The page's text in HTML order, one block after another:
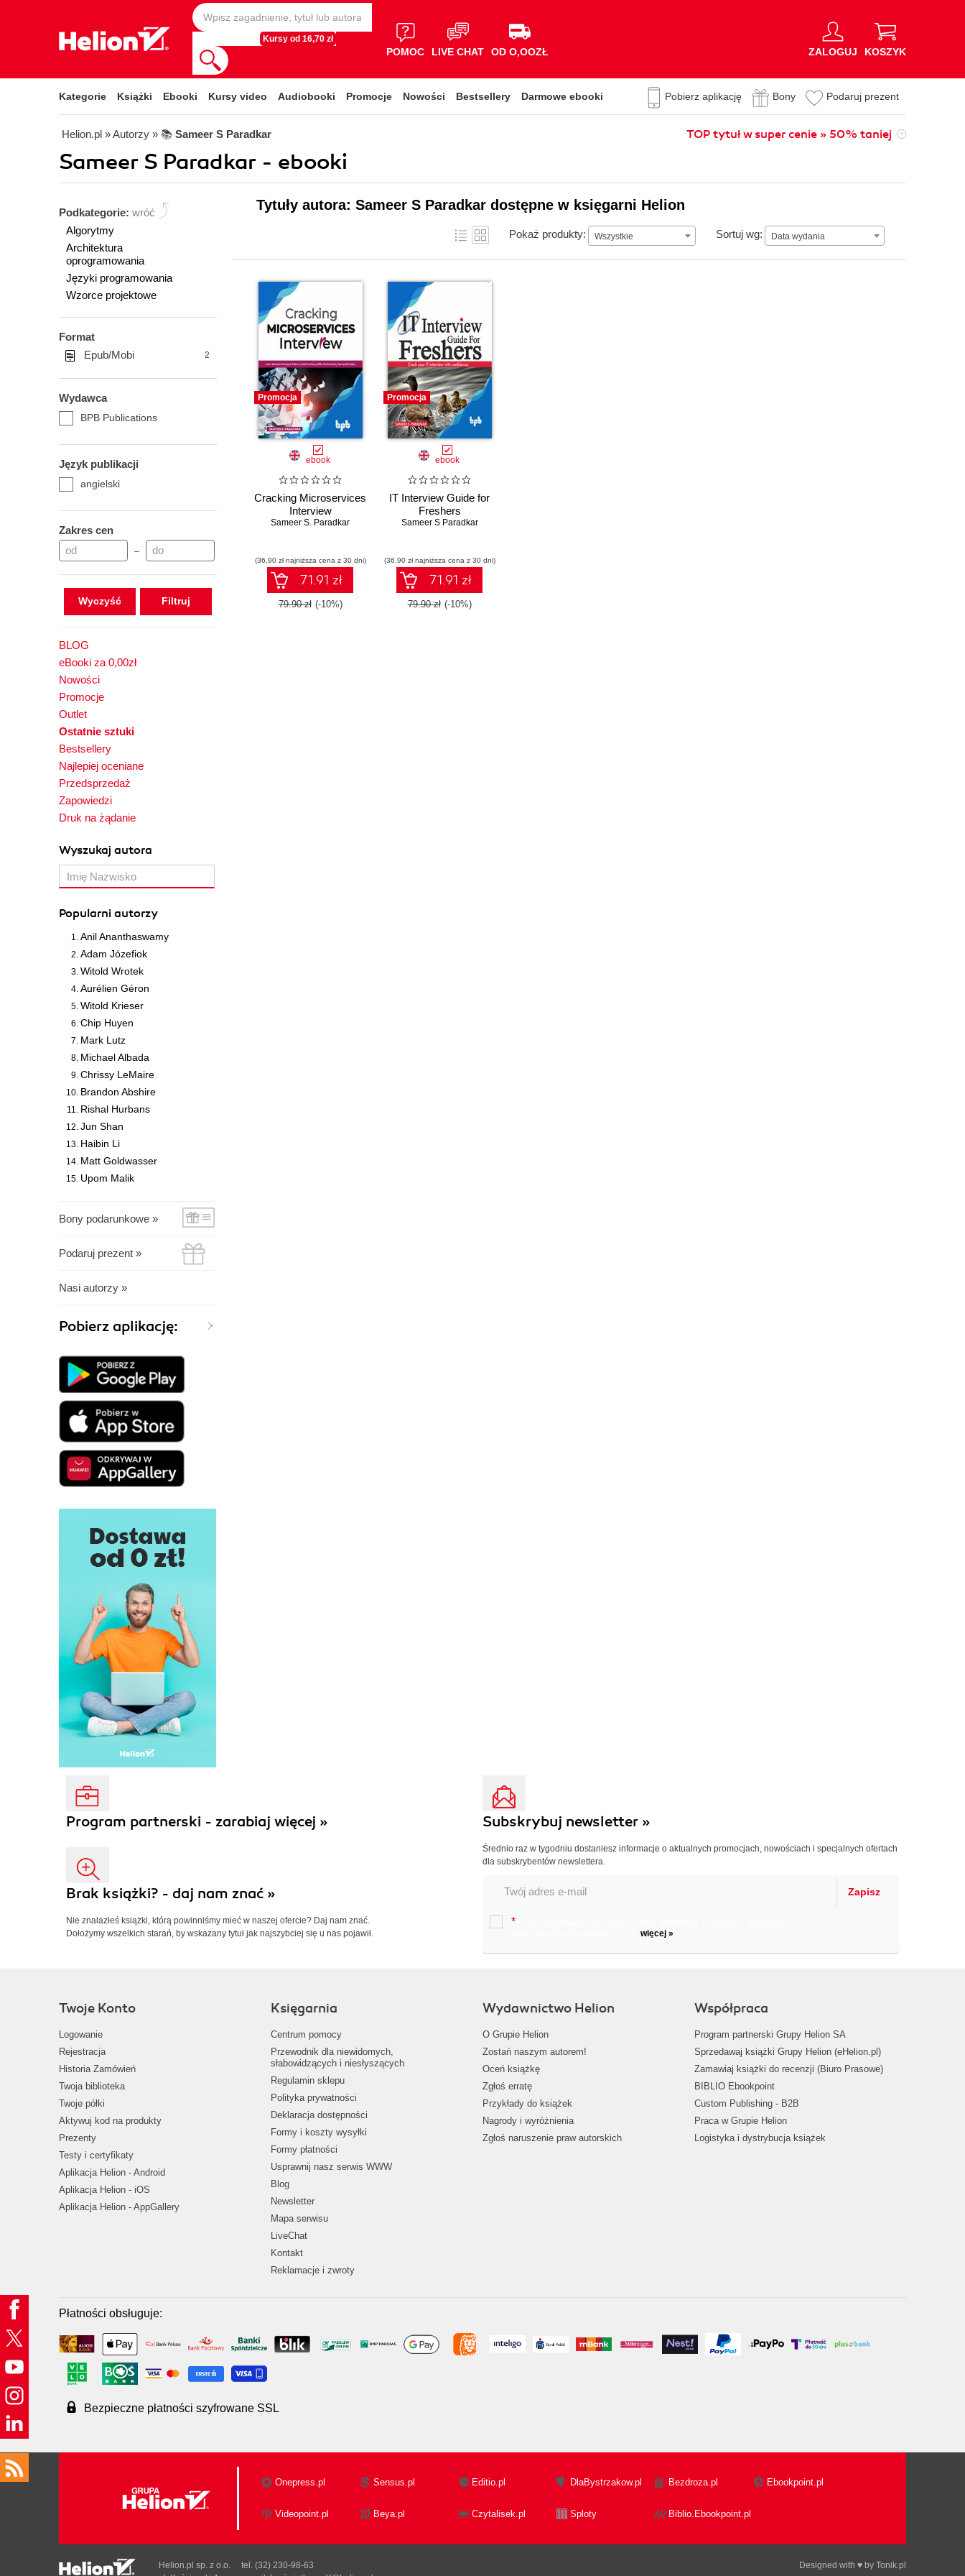
Kursy od 16,70 zł
POMOC LIVE CHAT OD O,OOZŁ ZALOGUJ KOSZYK
Kategorie Książki Ebooki Kursy video Audiobooki Promocje Nowości Bestsellery Darmowe ebooki Pobierz aplikację Bony Podaruj prezent
Helion.pl » Autorzy » 📚 Sameer S Paradkar TOP tytuł w super cenie » 50% taniej
Sameer S Paradkar - ebooki
Podkategorie: wróć
Algorytmy
Architektura
oprogramowania
Języki programowania
Wzorce projektowe
Format
Epub/Mobi
2
Wydawca
BPB Publications
Język publikacji
angielski
Zakres cen
–
Wyczyść
BLOG
eBooki za 0,00zł
Nowości
Promocje
Outlet
Ostatnie sztuki
Bestsellery
Najlepiej oceniane
Przedsprzedaż
Zapowiedzi
Druk na żądanie
Wyszukaj autora
Popularni autorzy
Anil Ananthaswamy
Adam Józefiok
Witold Wrotek
Aurélien Géron
Witold Krieser
Chip Huyen
Mark Lutz
Michael Albada
Chrissy LeMaire
Brandon Abshire
Rishal Hurbans
Jun Shan
Haibin Li
Matt Goldwasser
Upom Malik
Bony podarunkowe »
Podaruj prezent »
Nasi autorzy »
Pobierz aplikację:
Tytuły autora: Sameer S Paradkar dostępne w księgarni Helion
Pokaż produkty: Wszystkie Sortuj wg: Data wydania
Data wydania
Promocja
ebook
Cracking Microservices
Interview
Sameer S. Paradkar
(36,90 zł najniższa cena z 30 dni)
71.91 zł
79.90 zł (-10%)
Promocja
ebook
IT Interview Guide for
Freshers
Sameer S Paradkar
(36,90 zł najniższa cena z 30 dni)
71.91 zł
79.90 zł (-10%)
Program partnerski - zarabiaj więcej »
Brak książki? - daj nam znać »
Nie znalazłeś książki, którą powinniśmy mieć w naszej ofercie? Daj nam znać.
Dołożymy wszelkich starań, by wskazany tytuł jak najszybciej się u nas pojawił.
Subskrybuj newsletter »
Średnio raz w tygodniu dostaniesz informacje o aktualnych promocjach, nowościach i specjalnych ofertach
dla subskrybentów newslettera.
Zapisz
*
więcej »
Twoje Konto
Logowanie
Rejestracja
Historia Zamówień
Twoja biblioteka
Twoje półki
Aktywuj kod na produkty
Prezenty
Testy i certyfikaty
Aplikacja Helion - Android
Aplikacja Helion - iOS
Aplikacja Helion - AppGallery
Księgarnia
Centrum pomocy
Przewodnik dla niewidomych,
słabowidzących i niesłyszących
Regulamin sklepu
Polityka prywatności
Deklaracja dostępności
Formy i koszty wysyłki
Formy płatności
Usprawnij nasz serwis WWW
Blog
Newsletter
Mapa serwisu
LiveChat
Kontakt
Reklamacje i zwroty
Wydawnictwo Helion
O Grupie Helion
Zostań naszym autorem!
Oceń książkę
Zgłoś erratę
Przykłady do książek
Nagrody i wyróżnienia
Zgłoś naruszenie praw autorskich
Współpraca
Program partnerski Grupy Helion SA
Sprzedawaj książki Grupy Helion (eHelion.pl)
Zamawiaj książki do recenzji (Biuro Prasowe)
BIBLIO Ebookpoint
Custom Publishing - B2B
Praca w Grupie Helion
Logistyka i dystrybucja książek
Płatności obsługuje:
Bezpieczne płatności szyfrowane SSL
Onepress.pl Sensus.pl Editio.pl DlaBystrzakow.pl Bezdroza.pl Ebookpoint.pl
Videopoint.pl Beya.pl Czytalisek.pl Sploty Biblio.Ebookpoint.pl
Designed with ♥ by Tonik.pl
Helion.pl sp. z o.o.
tel. (32) 230-98-63